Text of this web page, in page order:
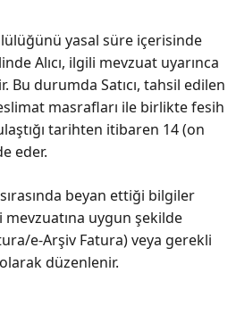
yasal süre içerisinde
Alıcı, ilgili mevzuat uyarınca
Bu durumda Satıcı, tahsil edilen
masrafları ile birlikte fesih
tarihten itibaren 14 (on
eder.
sırasında beyan ettiği bilgiler
mevzuatına uygun şekilde
e-Arşiv Fatura) veya gerekli
düzenlenir.